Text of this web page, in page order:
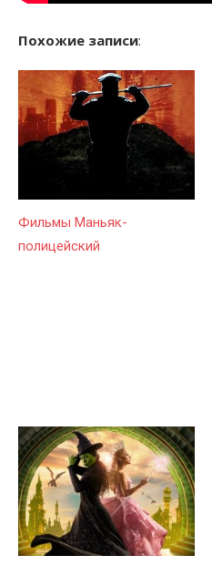
Похожие записи:
Фильмы Маньяк-
полицейский